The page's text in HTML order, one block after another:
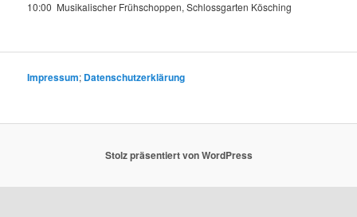
10:00 Musikalischer Frühschoppen, Schlossgarten Kösching
Impressum; Datenschutzerklärung
Stolz präsentiert von WordPress